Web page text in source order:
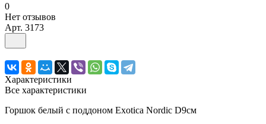
0
Нет отзывов
Арт. 3173
Характеристики
Все характеристики
Горшок белый с поддоном Exotica Nordic D9см